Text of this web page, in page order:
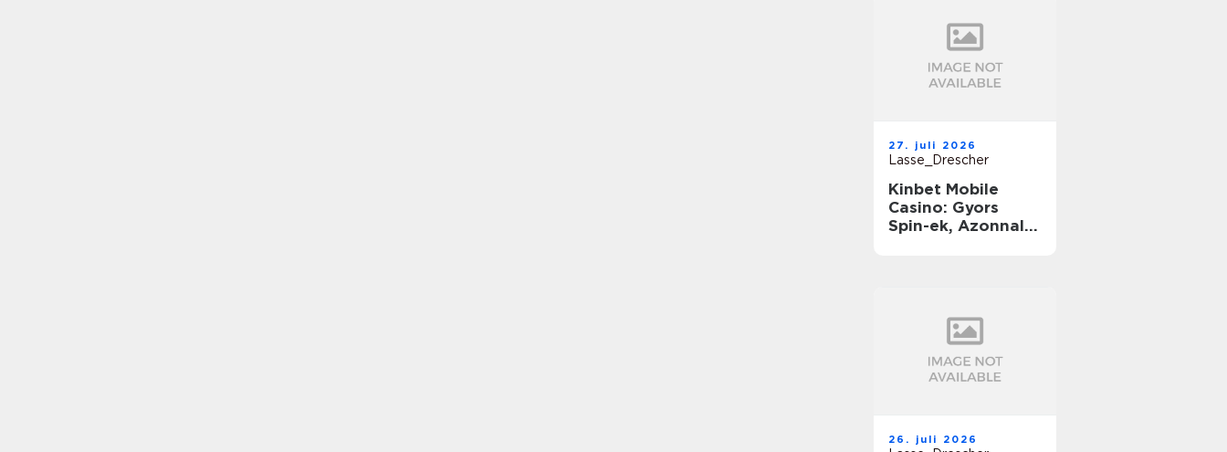
27. juli 2026
Lasse_Drescher
Kinbet Mobile
Casino: Gyors
Spin-ek, Azonnali
26. juli 2026